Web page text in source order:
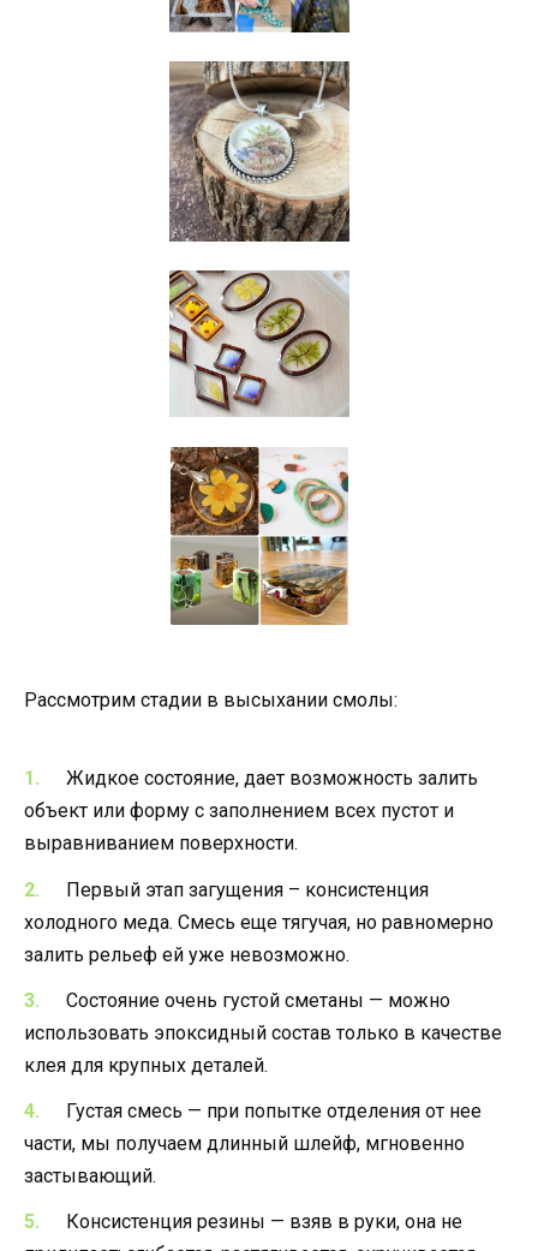
Рассмотрим стадии в высыхании смолы:
Жидкое состояние, дает возможность залить
объект или форму с заполнением всех пустот и
выравниванием поверхности.
Первый этап загущения – консистенция
холодного меда. Смесь еще тягучая, но равномерно
залить рельеф ей уже невозможно.
Состояние очень густой сметаны — можно
использовать эпоксидный состав только в качестве
клея для крупных деталей.
Густая смесь — при попытке отделения от нее
части, мы получаем длинный шлейф, мгновенно
застывающий.
Консистенция резины — взяв в руки, она не